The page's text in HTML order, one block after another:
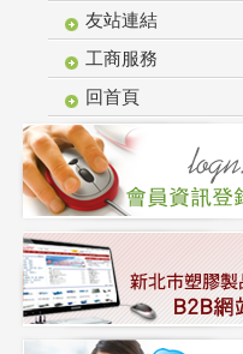
友站連結
工商服務
回首頁